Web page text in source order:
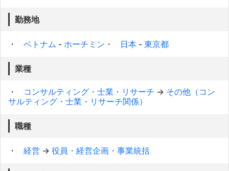
勤務地
ベトナム - ホーチミン 日本 - 東京都
業種
コンサルティング・士業・リサーチ → その他（コン
サルティング・士業・リサーチ関係）
職種
経営 → 役員・経営企画・事業統括